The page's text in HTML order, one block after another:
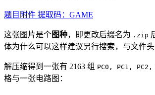
题目附件 提取码：GAME
这张图片是个图种，即更改后缀名为 .zip
体为什么可以这样建议另行搜索，与文件头
解压缩得到一张有 2163 组 PC0, PC1, PC2,
格与一张电路图：